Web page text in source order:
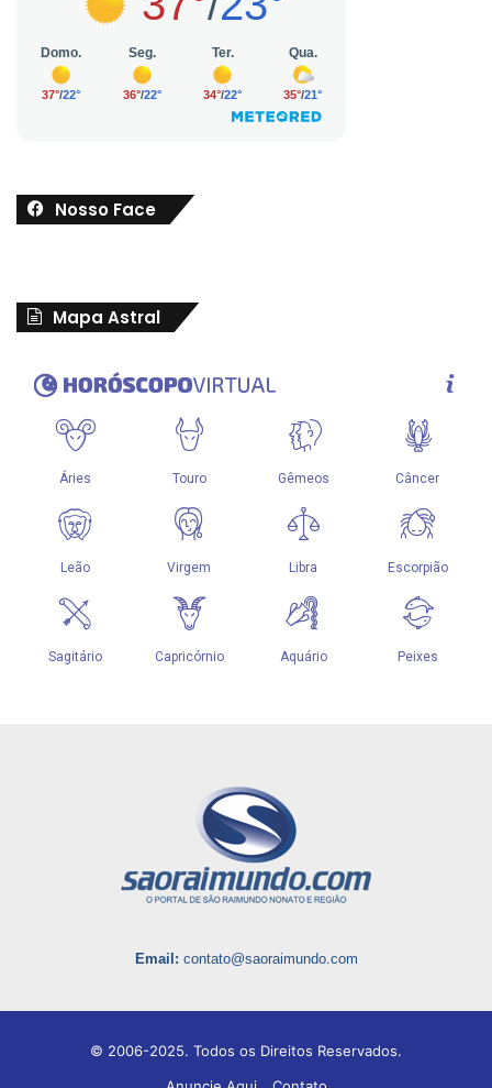
Nosso Face
Mapa Astral
Email: contato@saoraimundo.com
© 2006-2025. Todos os Direitos Reservados.